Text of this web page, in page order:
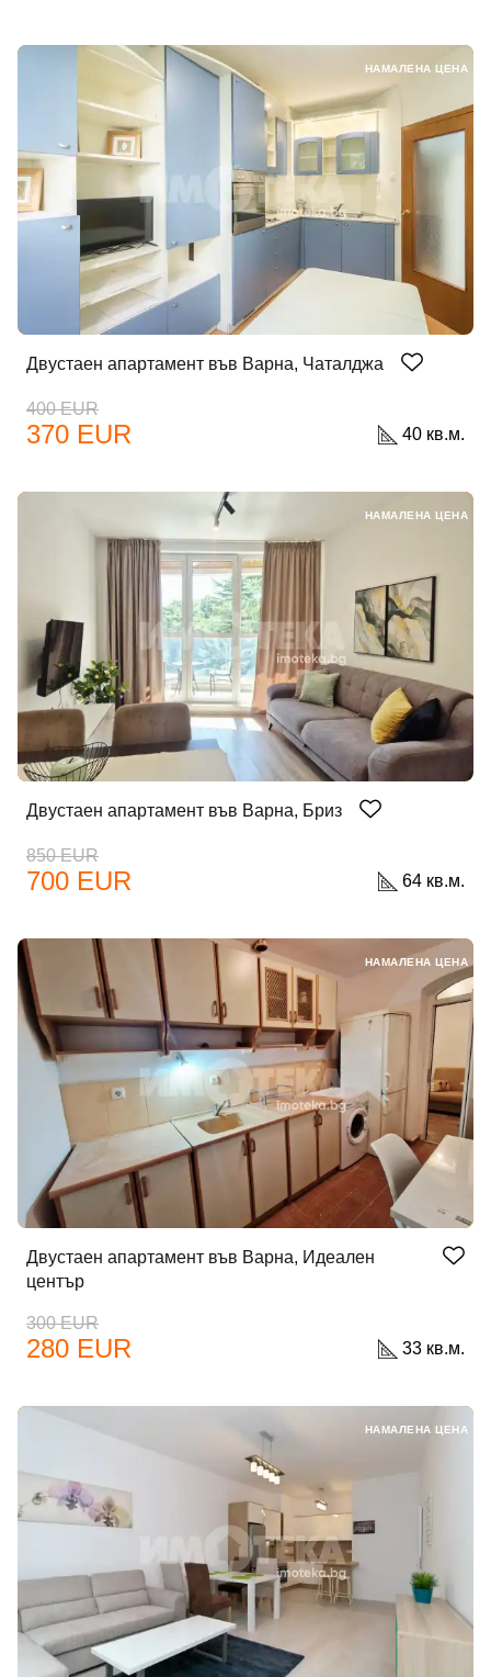
Добре дошъл!
Вход Регистрация
Имейл Адрес
Двустаен апартамент във Варна, Чаталджа
400 EUR
370 EUR 40 кв.м.
НАМАЛЕНА ЦЕНА
Двустаен апартамент във Варна, Бриз
850 EUR
700 EUR 64 кв.м.
НАМАЛЕНА ЦЕНА
Двустаен апартамент във Варна, Идеален
център
300 EUR
280 EUR 33 кв.м.
НАМАЛЕНА ЦЕНА
НАМАЛЕНА ЦЕНА